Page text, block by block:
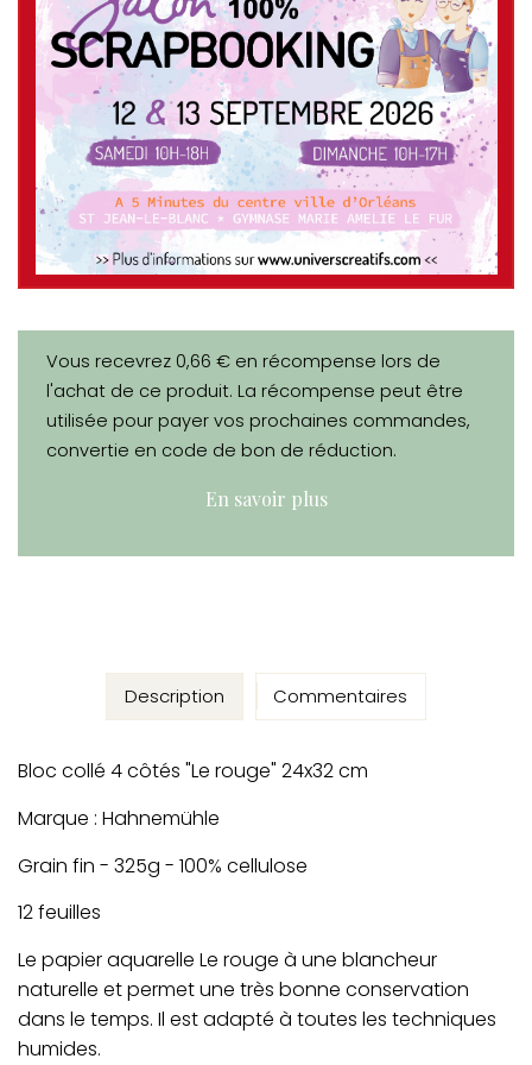
Vous recevrez 0,66 € en récompense lors de
l'achat de ce produit. La récompense peut être
utilisée pour payer vos prochaines commandes,
convertie en code de bon de réduction.
En savoir plus
Description
Bloc collé 4 côtés "Le rouge" 24x32 cm
Marque : Hahnemühle
Grain fin - 325g - 100% cellulose
12 feuilles
Le papier aquarelle Le rouge à une blancheur
naturelle et permet une très bonne conservation
dans le temps. Il est adapté à toutes les techniques
humides.
Commentaires